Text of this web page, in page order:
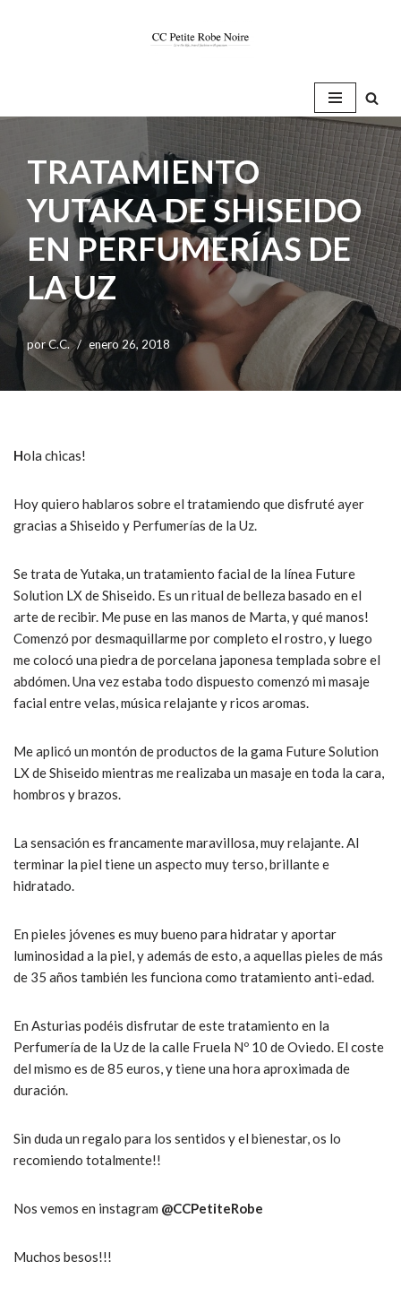
TRATAMIENTO
YUTAKA DE SHISEIDO
EN PERFUMERÍAS DE
LA UZ
porC.C. enero 26, 2018
Hola chicas!
Hoy quiero hablaros sobre el tratamiendo que disfruté ayer
gracias a Shiseido y Perfumerías de la Uz.
Se trata de Yutaka, un tratamiento facial de la línea Future
Solution LX de Shiseido. Es un ritual de belleza basado en el
arte de recibir. Me puse en las manos de Marta, y qué manos!
Comenzó por desmaquillarme por completo el rostro, y luego
me colocó una piedra de porcelana japonesa templada sobre el
abdómen. Una vez estaba todo dispuesto comenzó mi masaje
facial entre velas, música relajante y ricos aromas.
Me aplicó un montón de productos de la gama Future Solution
LX de Shiseido mientras me realizaba un masaje en toda la cara,
hombros y brazos.
La sensación es francamente maravillosa, muy relajante. Al
terminar la piel tiene un aspecto muy terso, brillante e
hidratado.
En pieles jóvenes es muy bueno para hidratar y aportar
luminosidad a la piel, y además de esto, a aquellas pieles de más
de 35 años también les funciona como tratamiento anti-edad.
En Asturias podéis disfrutar de este tratamiento en la
Perfumería de la Uz de la calle Fruela Nº 10 de Oviedo. El coste
del mismo es de 85 euros, y tiene una hora aproximada de
duración.
Sin duda un regalo para los sentidos y el bienestar, os lo
recomiendo totalmente!!
Nos vemos en instagram @CCPetiteRobe
Muchos besos!!!